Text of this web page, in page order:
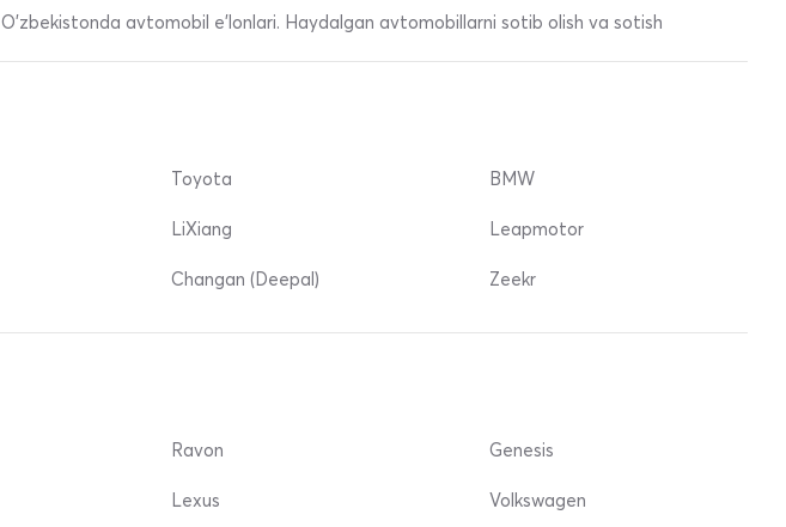
O'zbekistonda avtomobil e’lonlari. Haydalgan avtomobillarni sotib olish va sotish
Toyota
LiXiang
Changan (Deepal)
BMW
Leapmotor
Zeekr
Ravon
Lexus
Genesis
Volkswagen